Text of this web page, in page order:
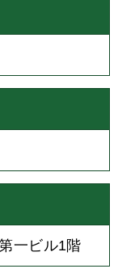
一ビル1階